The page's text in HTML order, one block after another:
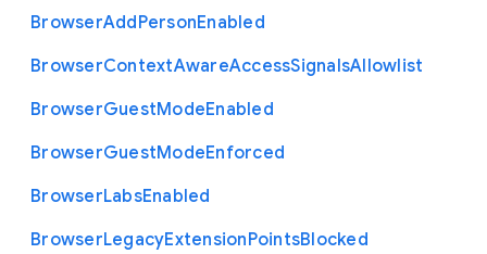
BrowserAddPersonEnabled
BrowserContextAwareAccessSignalsAllowlist
BrowserGuestModeEnabled
BrowserGuestModeEnforced
BrowserLabsEnabled
BrowserLegacyExtensionPointsBlocked